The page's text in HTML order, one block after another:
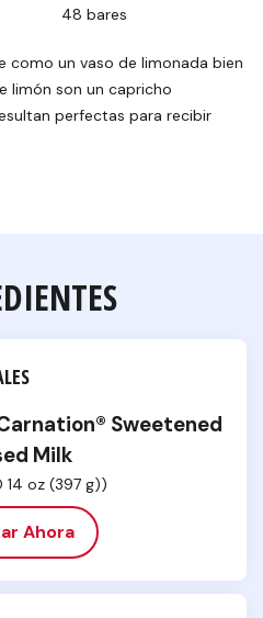
48 bares
como un vaso de limonada bien
limón son un capricho
perfectas para recibir
Sweetened
Milk
14 oz (397 g))
Ahora